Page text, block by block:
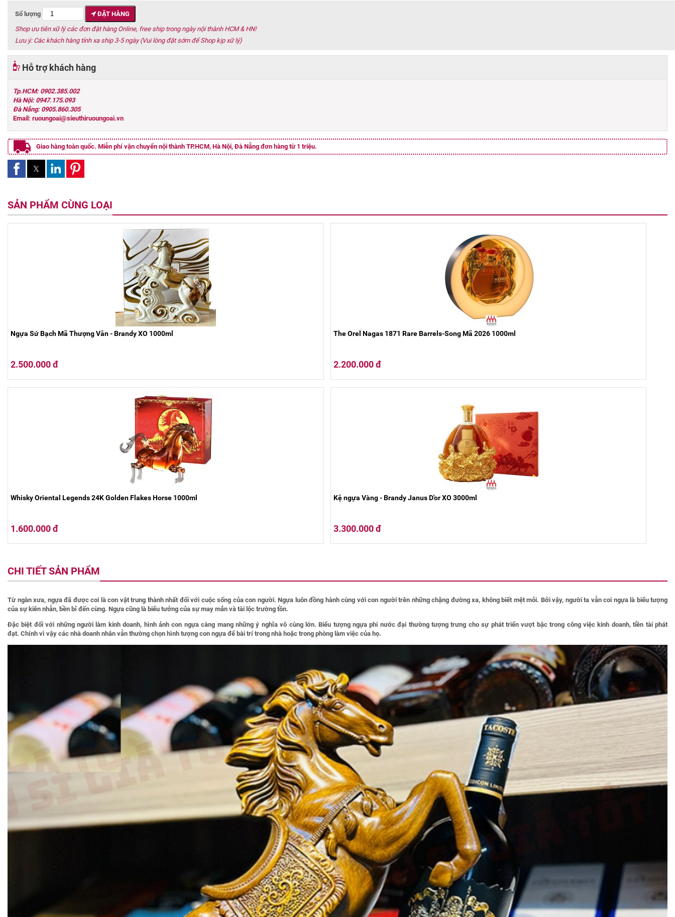
Số lượng
ĐẶT HÀNG
Shop ưu tiên xữ lý các đơn đặt hàng Online, free ship trong ngày nội thành HCM & HN!
Lưu ý: Các khách hàng tỉnh xa ship 3-5 ngày (Vui lòng đặt sớm để Shop kịp xữ lý)
Hỗ trợ khách hàng
Tp.HCM: 0902.385.002
Hà Nội: 0947.175.093
Đà Nẵng: 0905.860.305
Email: ruoungoai@sieuthiruoungoai.vn
Giao hàng toàn quốc. Miễn phí vận chuyển nội thành TP.HCM, Hà Nội, Đà Nẵng đơn hàng từ 1 triệu.
SẢN PHẨM CÙNG LOẠI
Ngựa Sứ Bạch Mã Thượng Vân - Brandy XO 1000ml
2.500.000 đ
The Orel Nagas 1871 Rare Barrels-Song Mã 2026 1000ml
2.200.000 đ
Whisky Oriental Legends 24K Golden Flakes Horse 1000ml
1.600.000 đ
Kệ ngựa Vàng - Brandy Janus D'or XO 3000ml
3.300.000 đ
CHI TIẾT SẢN PHẨM
Từ ngàn xưa, ngựa đã được coi là con vật trung thành nhất đối với cuộc sống của con người. Ngựa luôn đồng hành cùng với con người trên những chặng đường xa, không biết mệt mỏi. Bởi vậy, người ta vẫn coi ngựa là biểu tượng
của sự kiên nhẫn, bền bỉ đến cùng. Ngựa cũng là biểu tưởng của sự may mắn và tài lộc trường tồn.
Đặc biệt đối với những người làm kinh doanh, hình ảnh con ngựa càng mang những ý nghĩa vô cùng lớn. Biểu tượng ngựa phi nước đại thường tượng trưng cho sự phát triển vượt bậc trong công việc kinh doanh, tiền tài phát
đạt. Chính vì vậy các nhà doanh nhân vẫn thường chọn hình tượng con ngựa để bài trí trong nhà hoặc trong phòng làm việc của họ.